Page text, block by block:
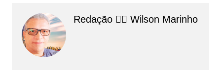
Redação 👨‍⚖️​ Wilson Marinho